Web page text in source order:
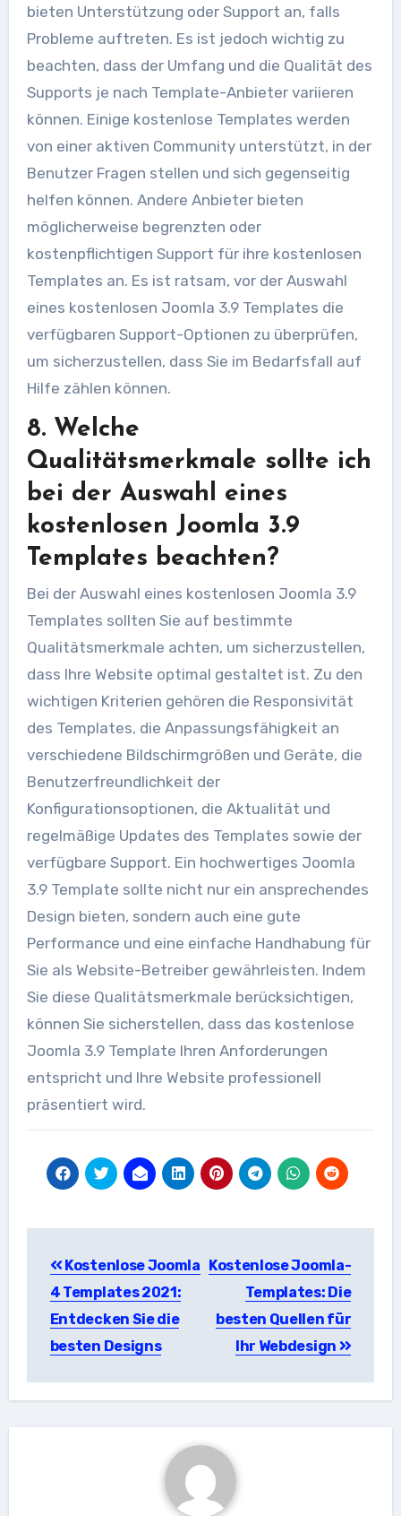
bieten Unterstützung oder Support an, falls
Probleme auftreten. Es ist jedoch wichtig zu
beachten, dass der Umfang und die Qualität des
Supports je nach Template-Anbieter variieren
können. Einige kostenlose Templates werden
von einer aktiven Community unterstützt, in der
Benutzer Fragen stellen und sich gegenseitig
helfen können. Andere Anbieter bieten
möglicherweise begrenzten oder
kostenpflichtigen Support für ihre kostenlosen
Templates an. Es ist ratsam, vor der Auswahl
eines kostenlosen Joomla 3.9 Templates die
verfügbaren Support-Optionen zu überprüfen,
um sicherzustellen, dass Sie im Bedarfsfall auf
Hilfe zählen können.
8. Welche
Qualitätsmerkmale sollte ich
bei der Auswahl eines
kostenlosen Joomla 3.9
Templates beachten?
Bei der Auswahl eines kostenlosen Joomla 3.9
Templates sollten Sie auf bestimmte
Qualitätsmerkmale achten, um sicherzustellen,
dass Ihre Website optimal gestaltet ist. Zu den
wichtigen Kriterien gehören die Responsivität
des Templates, die Anpassungsfähigkeit an
verschiedene Bildschirmgrößen und Geräte, die
Benutzerfreundlichkeit der
Konfigurationsoptionen, die Aktualität und
regelmäßige Updates des Templates sowie der
verfügbare Support. Ein hochwertiges Joomla
3.9 Template sollte nicht nur ein ansprechendes
Design bieten, sondern auch eine gute
Performance und eine einfache Handhabung für
Sie als Website-Betreiber gewährleisten. Indem
Sie diese Qualitätsmerkmale berücksichtigen,
können Sie sicherstellen, dass das kostenlose
Joomla 3.9 Template Ihren Anforderungen
entspricht und Ihre Website professionell
präsentiert wird.
Kostenlose Joomla
4 Templates 2021:
Entdecken Sie die
besten Designs
Kostenlose Joomla-
Templates: Die
besten Quellen für
Ihr Webdesign